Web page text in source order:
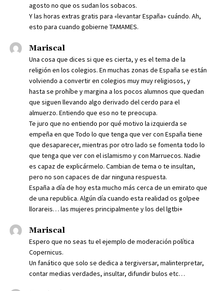
agosto no que os sudan los sobacos.
Y las horas extras gratis para «levantar España» cuándo. Ah,
esto para cuando gobierne TAMAMES.
Mariscal
Una cosa que dices si que es cierta, y es el tema de la
religión en los colegios. En muchas zonas de España se están
volviendo a convertir en colegios muy muy religiosos, y
hasta se prohíbe y margina a los pocos alumnos que quedan
que siguen llevando algo derivado del cerdo para el
almuerzo. Entiendo que eso no te preocupa.
Te juro que no entiendo por qué motivo la izquierda se
empeña en que Todo lo que tenga que ver con España tiene
que desaparecer, mientras por otro lado se fomenta todo lo
que tenga que ver con el islamismo y con Marruecos. Nadie
es capaz de explicármelo. Cambian de tema o te insultan,
pero no son capaces de dar ninguna respuesta.
España a día de hoy esta mucho más cerca de un emirato que
de una republica. Algún día cuando esta realidad os golpee
llorareis… las mujeres principalmente y los del lgtbi+
Mariscal
Espero que no seas tu el ejemplo de moderación política
Copernicus.
Un fanático que solo se dedica a tergiversar, malinterpretar,
contar medias verdades, insultar, difundir bulos etc…